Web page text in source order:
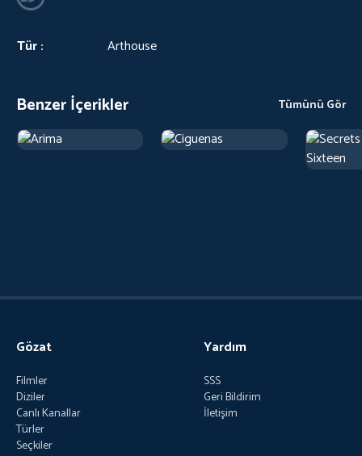
Tür : Arthouse
Benzer İçerikler Tümünü Gör
Gözat
Filmler
Diziler
Canlı Kanallar
Türler
Seçkiler
Yardım
SSS
Geri Bildirim
İletişim